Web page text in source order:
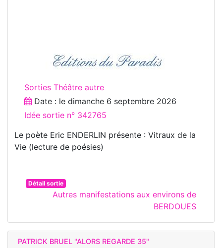
Sorties Théâtre autre
Date : le dimanche 6 septembre 2026
Idée sortie n° 342765
Le poète Eric ENDERLIN présente : Vitraux de la
Vie (lecture de poésies)
Détail sortie
Autres manifestations aux environs de
BERDOUES
PATRICK BRUEL "ALORS REGARDE 35"